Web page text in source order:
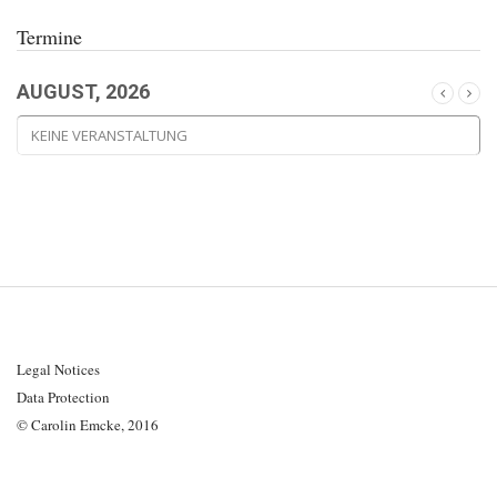
Termine
AUGUST, 2026
KEINE VERANSTALTUNG
Legal Notices
Data Protection
© Carolin Emcke, 2016